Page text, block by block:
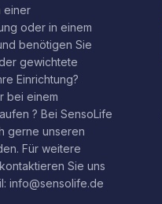
einer
oder in einem
benötigen Sie
gewichtete
Einrichtung?
bei einem
? Bei SensoLife
gerne unseren
Für weitere
Sie uns
info@sensolife.de